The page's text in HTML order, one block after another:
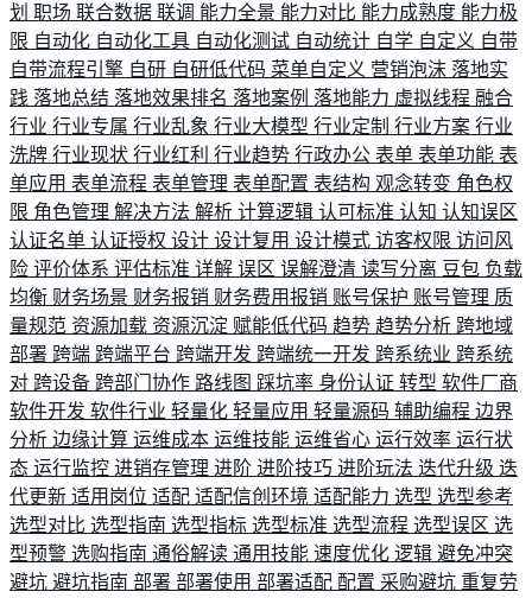
划 职场 联合数据 联调 能力全景 能力对比 能力成熟度 能力极
限 自动化 自动化工具 自动化测试 自动统计 自学 自定义 自带
自带流程引擎 自研 自研低代码 菜单自定义 营销泡沫 落地实
践 落地总结 落地效果排名 落地案例 落地能力 虚拟线程 融合
行业 行业专属 行业乱象 行业大模型 行业定制 行业方案 行业
洗牌 行业现状 行业红利 行业趋势 行政办公 表单 表单功能 表
单应用 表单流程 表单管理 表单配置 表结构 观念转变 角色权
限 角色管理 解决方法 解析 计算逻辑 认可标准 认知 认知误区
认证名单 认证授权 设计 设计复用 设计模式 访客权限 访问风
险 评价体系 评估标准 详解 误区 误解澄清 读写分离 豆包 负载
均衡 财务场景 财务报销 财务费用报销 账号保护 账号管理 质
量规范 资源加载 资源沉淀 赋能低代码 趋势 趋势分析 跨地域
部署 跨端 跨端平台 跨端开发 跨端统一开发 跨系统业 跨系统
对 跨设备 跨部门协作 路线图 踩坑率 身份认证 转型 软件厂商
软件开发 软件行业 轻量化 轻量应用 轻量源码 辅助编程 边界
分析 边缘计算 运维成本 运维技能 运维省心 运行效率 运行状
态 运行监控 进销存管理 进阶 进阶技巧 进阶玩法 迭代升级 迭
代更新 适用岗位 适配 适配信创环境 适配能力 选型 选型参考
选型对比 选型指南 选型指标 选型标准 选型流程 选型误区 选
型预警 选购指南 通俗解读 通用技能 速度优化 逻辑 避免冲突
避坑 避坑指南 部署 部署使用 部署适配 配置 采购避坑 重复劳